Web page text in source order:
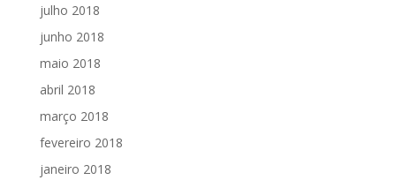
julho 2018
junho 2018
maio 2018
abril 2018
março 2018
fevereiro 2018
janeiro 2018